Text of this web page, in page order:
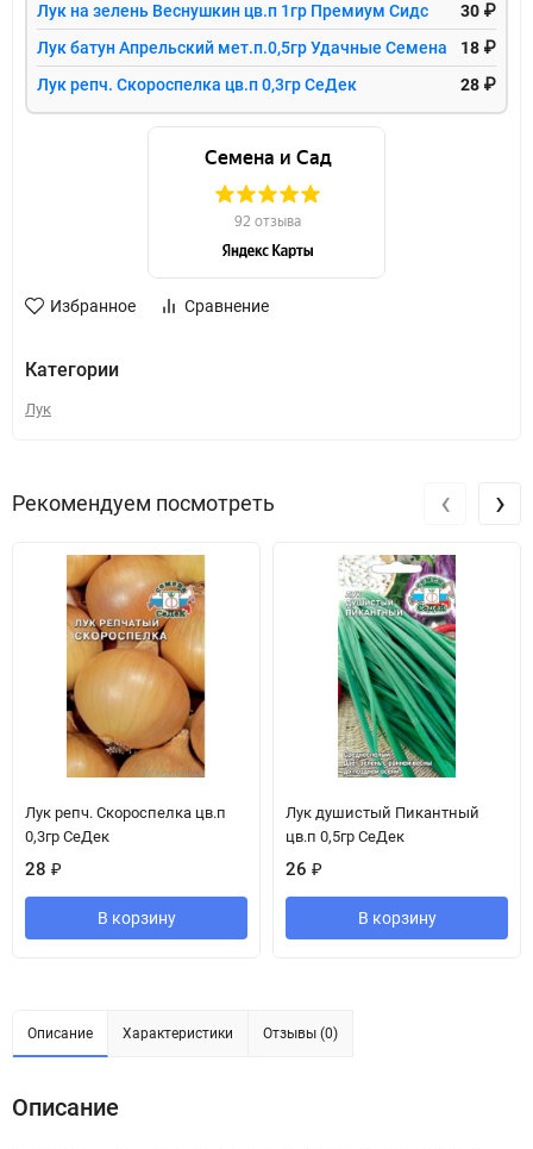
Лук на зелень Веснушкин цв.п 1гр Премиум Сидс
30 ₽
Лук батун Апрельский мет.п.0,5гр Удачные Семена
18 ₽
Лук репч. Скороспелка цв.п 0,3гр СеДек
28 ₽
Избранное Сравнение
Категории
Лук
Рекомендуем посмотреть
Лук репч. Скороспелка цв.п
0,3гр СеДек
28 ₽
В корзину
Лук душистый Пикантный
цв.п 0,5гр СеДек
26 ₽
В корзину
‹ ›
Описание Характеристики Отзывы (0)
Описание